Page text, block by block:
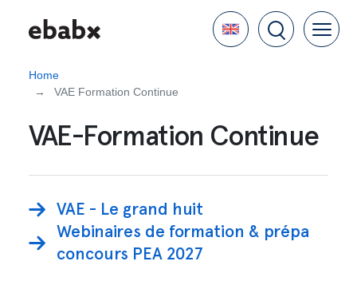
Language
Home
VAE Formation Continue
VAE-Formation Continue
VAE - Le grand huit
Webinaires de formation & prépa
concours PEA 2027